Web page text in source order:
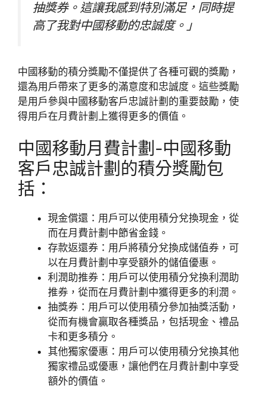
抽獎券。這讓我感到特別滿足，同時提
高了我對中國移動的忠誠度。」
中國移動的積分獎勵不僅提供了各種可觀的獎勵，
還為用戶帶來了更多的滿意度和忠誠度。這些獎勵
是用戶參與中國移動客戶忠誠計劃的重要鼓勵，使
得用戶在月費計劃上獲得更多的價值。
中國移動月費計劃-中國移動
客戶忠誠計劃的積分獎勵包
括：
現金償還：用戶可以使用積分兌換現金，從
而在月費計劃中節省金錢。
存款返還券：用戶將積分兌換成儲值券，可
以在月費計劃中享受額外的儲值優惠。
利潤助推券：用戶可以使用積分兌換利潤助
推券，從而在月費計劃中獲得更多的利潤。
抽獎券：用戶可以使用積分參加抽獎活動，
從而有機會贏取各種獎品，包括現金、禮品
卡和更多積分。
其他獨家優惠：用戶可以使用積分兌換其他
獨家禮品或優惠，讓他們在月費計劃中享受
額外的價值。